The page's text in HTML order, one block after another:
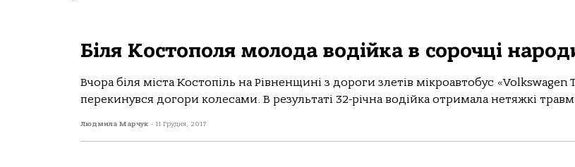
Біля Костополя молода водійка в сорочці
Вчора біля міста Костопіль на Рівненщині з дороги злетів мікроавтобус «Volkswagen
перекинувся догори колесами. В результаті 32-річна водійка отримала нетяжкі
Людмила Марчук - 11 Грудня, 2017